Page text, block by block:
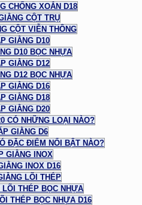
CHỐNG XOẮN D18
CỘT TRỤ
CỘT VIỄN THÔNG
GIẰNG D10
D10 BỌC NHỰA
GIẰNG D12
D12 BỌC NHỰA
GIẰNG D16
GIẰNG D18
GIẰNG D20
CÓ NHỮNG LOẠI NÀO?
GIẰNG D6
ĐẶC ĐIỂM NỔI BẬT NÀO?
GIẰNG INOX
INOX D16
LÕI THÉP
LÕI THÉP BỌC NHỰA
THÉP BỌC NHỰA D16